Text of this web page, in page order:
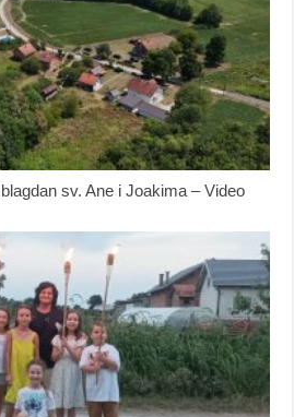
sv. Ane i Joakima – Video